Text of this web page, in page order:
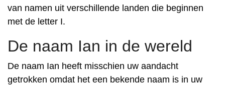
van namen uit verschillende landen die beginnen
met de letter I.
De naam Ian in de wereld
De naam Ian heeft misschien uw aandacht
getrokken omdat het een bekende naam is in uw